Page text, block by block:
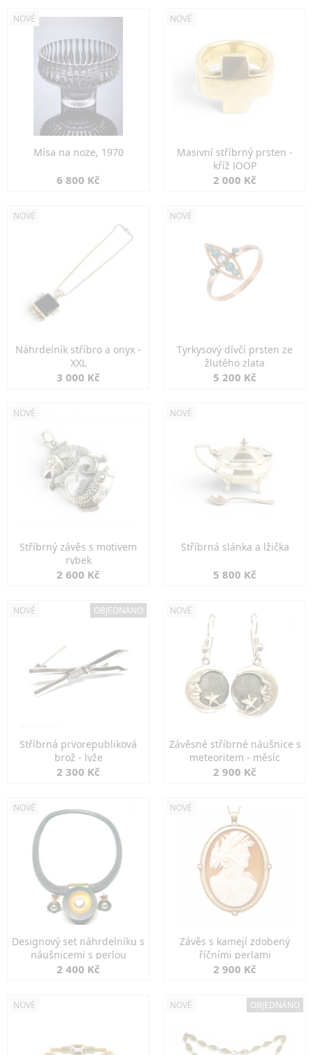
NOVÉ
Mísa na noze, 1970
6 800 Kč
NOVÉ
Masivní stříbrný prsten -
kříž JOOP
2 000 Kč
NOVÉ
Náhrdelník stříbro a onyx -
XXL
3 000 Kč
NOVÉ
Tyrkysový dívčí prsten ze
žlutého zlata
5 200 Kč
NOVÉ
Stříbrný závěs s motivem
rybek
2 600 Kč
NOVÉ
Stříbrná slánka a lžička
5 800 Kč
NOVÉ OBJEDNÁNO
Stříbrná prvorepubliková
brož - lyže
2 300 Kč
NOVÉ
Závěsné stříbrné náušnice s
meteoritem - měsíc
2 900 Kč
NOVÉ
Designový set náhrdelníku s
náušnicemi s perlou
2 400 Kč
NOVÉ
Závěs s kamejí zdobený
říčními perlami
2 900 Kč
NOVÉ NOVÉ OBJEDNÁNO